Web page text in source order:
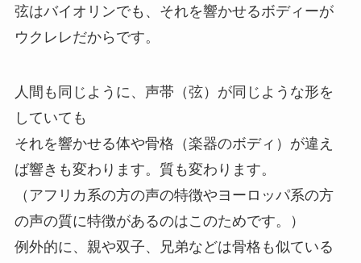
弦はバイオリンでも、それを響かせるボディーが
ウクレレだからです。
人間も同じように、声帯（弦）が同じような形を
していても
それを響かせる体や骨格（楽器のボディ）が違え
ば響きも変わります。質も変わります。
（アフリカ系の方の声の特徴やヨーロッパ系の方
の声の質に特徴があるのはこのためです。）
例外的に、親や双子、兄弟などは骨格も似ている